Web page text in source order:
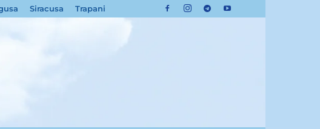
Siracusa Trapani